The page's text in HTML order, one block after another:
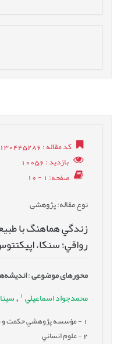
کد مقاله: 13951222130445286
بازدید: 10056
صفحه: 1 - 10
نوع مقاله: پژوهشی
زندگي هماهنگ با
رواقي؛ سنکا،
محورهای موضوعی:
محمدجواد اسماعيلي ,
- مؤسسه پژوهشي حكمت و
2- علوم انساني